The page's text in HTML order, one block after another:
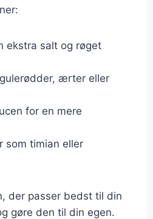
ekstra salt og røget
ærter eller
for en mere
som timian eller
der passer bedst til din
gøre den til din egen.